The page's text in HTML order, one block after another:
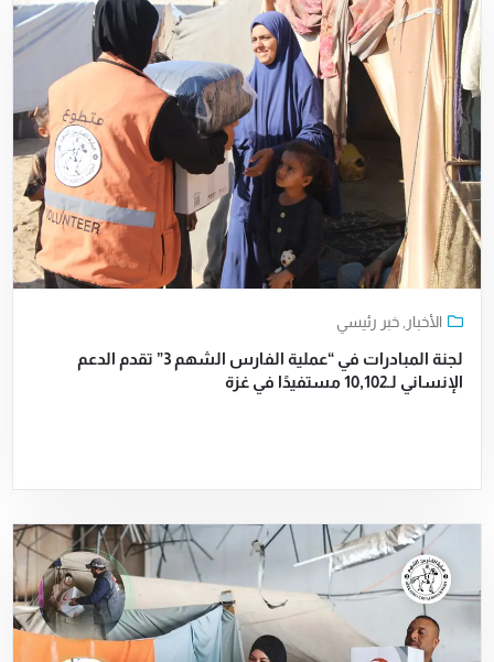
الأخبار ,خبر رئيسي
لجنة المبادرات في “عملية الفارس الشهم 3” تقدم الدعم
الإنساني لـ10,102 مستفيدًا في غزة